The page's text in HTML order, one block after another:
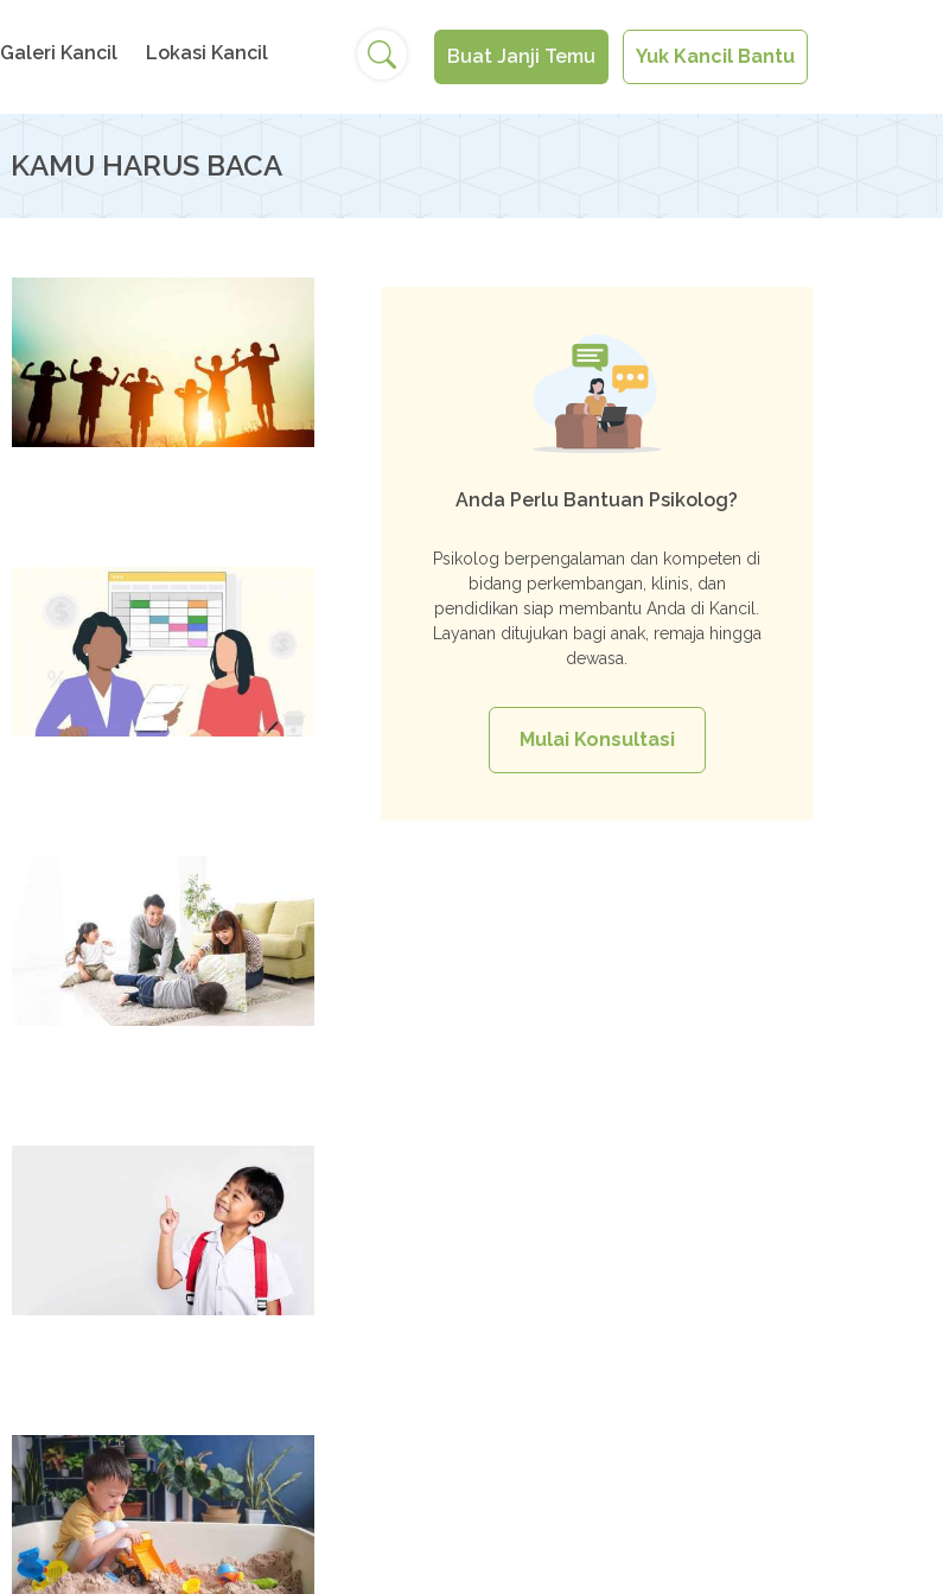
Galeri Kancil Lokasi Kancil Buat Janji Temu Yuk Kancil Bantu
KAMU HARUS BACA
Anda Perlu Bantuan Psikolog?
Psikolog berpengalaman dan kompeten di
bidang perkembangan, klinis, dan
pendidikan siap membantu Anda di Kancil.
Layanan ditujukan bagi anak, remaja hingga
dewasa.
Mulai Konsultasi